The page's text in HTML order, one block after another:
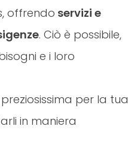
offrendo servizi e
. Ciò è possibile,
e i loro
per la tua
in maniera